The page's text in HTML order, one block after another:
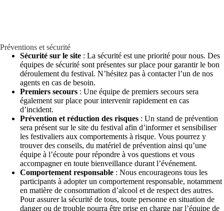
Préventions et sécurité
Sécurité sur le site : La sécurité est une priorité pour nous. Des
équipes de sécurité sont présentes sur place pour garantir le bon
déroulement du festival. N’hésitez pas à contacter l’un de nos
agents en cas de besoin.
Premiers secours : Une équipe de premiers secours sera
également sur place pour intervenir rapidement en cas
d’incident.
Prévention et réduction des risques : Un stand de prévention
sera présent sur le site du festival afin d’informer et sensibiliser
les festivaliers aux comportements à risque. Vous pourrez y
trouver des conseils, du matériel de prévention ainsi qu’une
équipe à l’écoute pour répondre à vos questions et vous
accompagner en toute bienveillance durant l’événement.
Comportement responsable : Nous encourageons tous les
participants à adopter un comportement responsable, notamment
en matière de consommation d’alcool et de respect des autres.
Pour assurer la sécurité de tous, toute personne en situation de
danger ou de trouble pourra être prise en charge par l’équipe de